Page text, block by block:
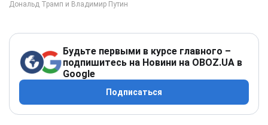
Будьте первыми в курсе главного –
подпишитесь на Новини на OBOZ.UA в
Google
Подписаться